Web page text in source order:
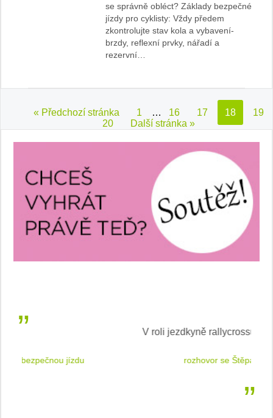
se správně obléct? Základy bezpečné
jízdy pro cyklisty: Vždy předem
zkontrolujte stav kola a vybavení-
brzdy, reflexní prvky, nářadí a
rezervní…
« Předchozí stránka 1 … 16 17 18
19
20
Další stránka »
V roli jezdkyně rallycrossu
rozhovor se Štěpánkou Mottlovou